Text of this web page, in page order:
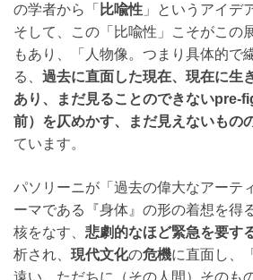
の学者から「 比喩性 」というアイデ
そして、この「比喩性」こそがこの
もあり、「人物像。つまり具体的で
る、 過去に直面した現在、現在に生
あり、まだ見ることのできないpre-
前）を仄めかす、まだ見えないもの
ています。
パソリーニが「過去の偉大なアーテ
ーマである『身体』の形の着想を得
核をなす、 悲劇的なほど緊急を要す
析され、 現代文化の危機に直面し、
遠い、ただちに（その人間）そのも